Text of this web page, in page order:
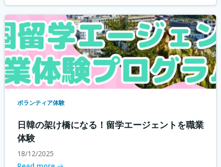
ボランティア体験
日韓の架け橋になる！留学エージェントを職業
体験
18/12/2025